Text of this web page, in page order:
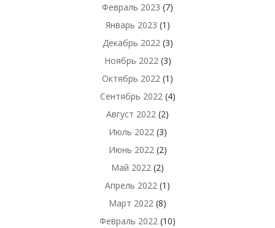
Февраль 2023 (7)
Январь 2023 (1)
Декабрь 2022 (3)
Ноябрь 2022 (3)
Октябрь 2022 (1)
Сентябрь 2022 (4)
Август 2022 (2)
Июль 2022 (3)
Июнь 2022 (2)
Май 2022 (2)
Апрель 2022 (1)
Март 2022 (8)
Февраль 2022 (10)